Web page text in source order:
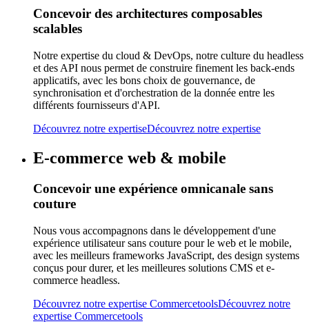
Concevoir des architectures composables
scalables
Notre expertise du cloud & DevOps, notre culture du headless
et des API nous permet de construire finement les back-ends
applicatifs, avec les bons choix de gouvernance, de
synchronisation et d'orchestration de la donnée entre les
différents fournisseurs d'API.
Découvrez notre expertiseDécouvrez notre expertise
E-commerce web & mobile
Concevoir une expérience omnicanale sans
couture
Nous vous accompagnons dans le développement d'une
expérience utilisateur sans couture pour le web et le mobile,
avec les meilleurs frameworks JavaScript, des design systems
conçus pour durer, et les meilleures solutions CMS et e-
commerce headless.
Découvrez notre expertise CommercetoolsDécouvrez notre
expertise Commercetools